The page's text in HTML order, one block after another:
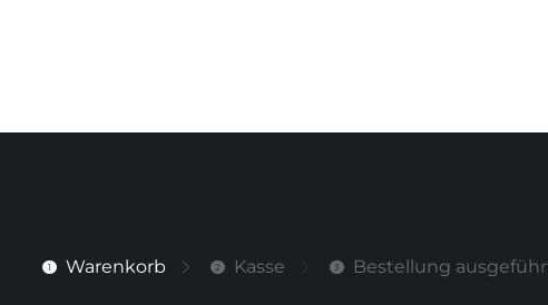
1 Warenkorb 2 Kasse 3 Bestellung